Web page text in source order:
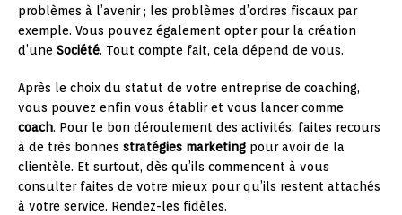
problèmes à l’avenir ; les problèmes d’ordres fiscaux par
exemple. Vous pouvez également opter pour la création
d’une Société. Tout compte fait, cela dépend de vous.
Après le choix du statut de votre entreprise de coaching,
vous pouvez enfin vous établir et vous lancer comme
coach. Pour le bon déroulement des activités, faites recours
à de très bonnes stratégies marketing pour avoir de la
clientèle. Et surtout, dès qu’ils commencent à vous
consulter faites de votre mieux pour qu’ils restent attachés
à votre service. Rendez-les fidèles.